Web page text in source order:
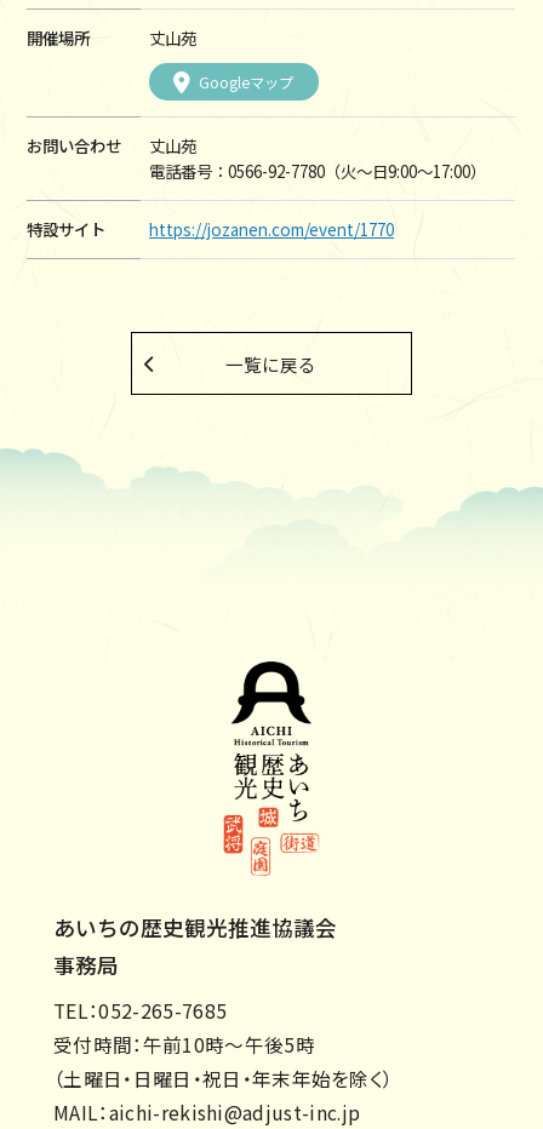
開催場所 丈山苑
Googleマップ
お問い合わせ
丈山苑
電話番号：0566-92-7780（火～日9:00～17:00）
特設サイト https://jozanen.com/event/1770
一覧に戻る
あいちの歴史観光推進協議会
事務局
TEL：052-265-7685
受付時間：午前10時～午後5時
（土曜日・日曜日・祝日・年末年始を除く）
MAIL：aichi-rekishi@adjust-inc.jp